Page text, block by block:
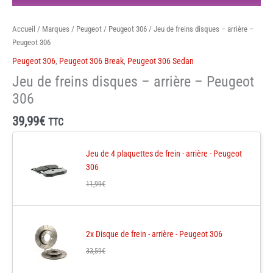
Accueil / Marques / Peugeot / Peugeot 306 / Jeu de freins disques – arrière –
Peugeot 306
Peugeot 306, Peugeot 306 Break, Peugeot 306 Sedan
Jeu de freins disques – arrière – Peugeot
306
39,99€ TTC
Jeu de 4 plaquettes de frein - arrière - Peugeot
306
11,99€
2x Disque de frein - arrière - Peugeot 306
33,59€